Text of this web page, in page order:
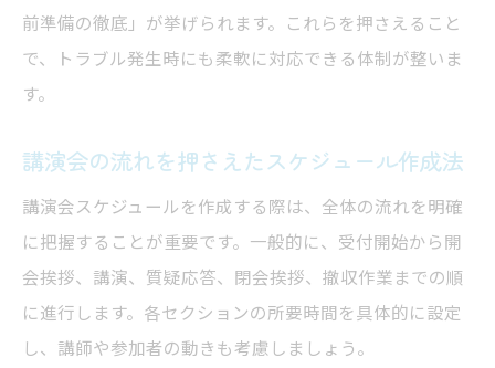
事前準備から本番までスケジュール管理
講演会の休憩時間設定とタイムスケジュー
ル
講演会の流れに沿った集中力維持術
講演会トークショーに適した時間配分
講演会スケジュール表で見直す集中ポイン
ト
前準備の徹底」が挙げられます。これらを押さえること
で、トラブル発生時にも柔軟に対応できる体制が整いま
す。
講演会の流れを押さえたスケジュール作成法
講演会スケジュールを作成する際は、全体の流れを明確
に把握することが重要です。一般的に、受付開始から開
会挨拶、講演、質疑応答、閉会挨拶、撤収作業までの順
に進行します。各セクションの所要時間を具体的に設定
し、講師や参加者の動きも考慮しましょう。